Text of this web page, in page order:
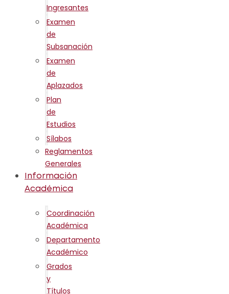
Ingresantes
Examen
de
Subsanación
Examen
de
Aplazados
Plan
de
Estudios
Sílabos
Reglamentos
Generales
Información
Académica
Coordinación
Académica
Departamento
Académico
Grados
y
Títulos